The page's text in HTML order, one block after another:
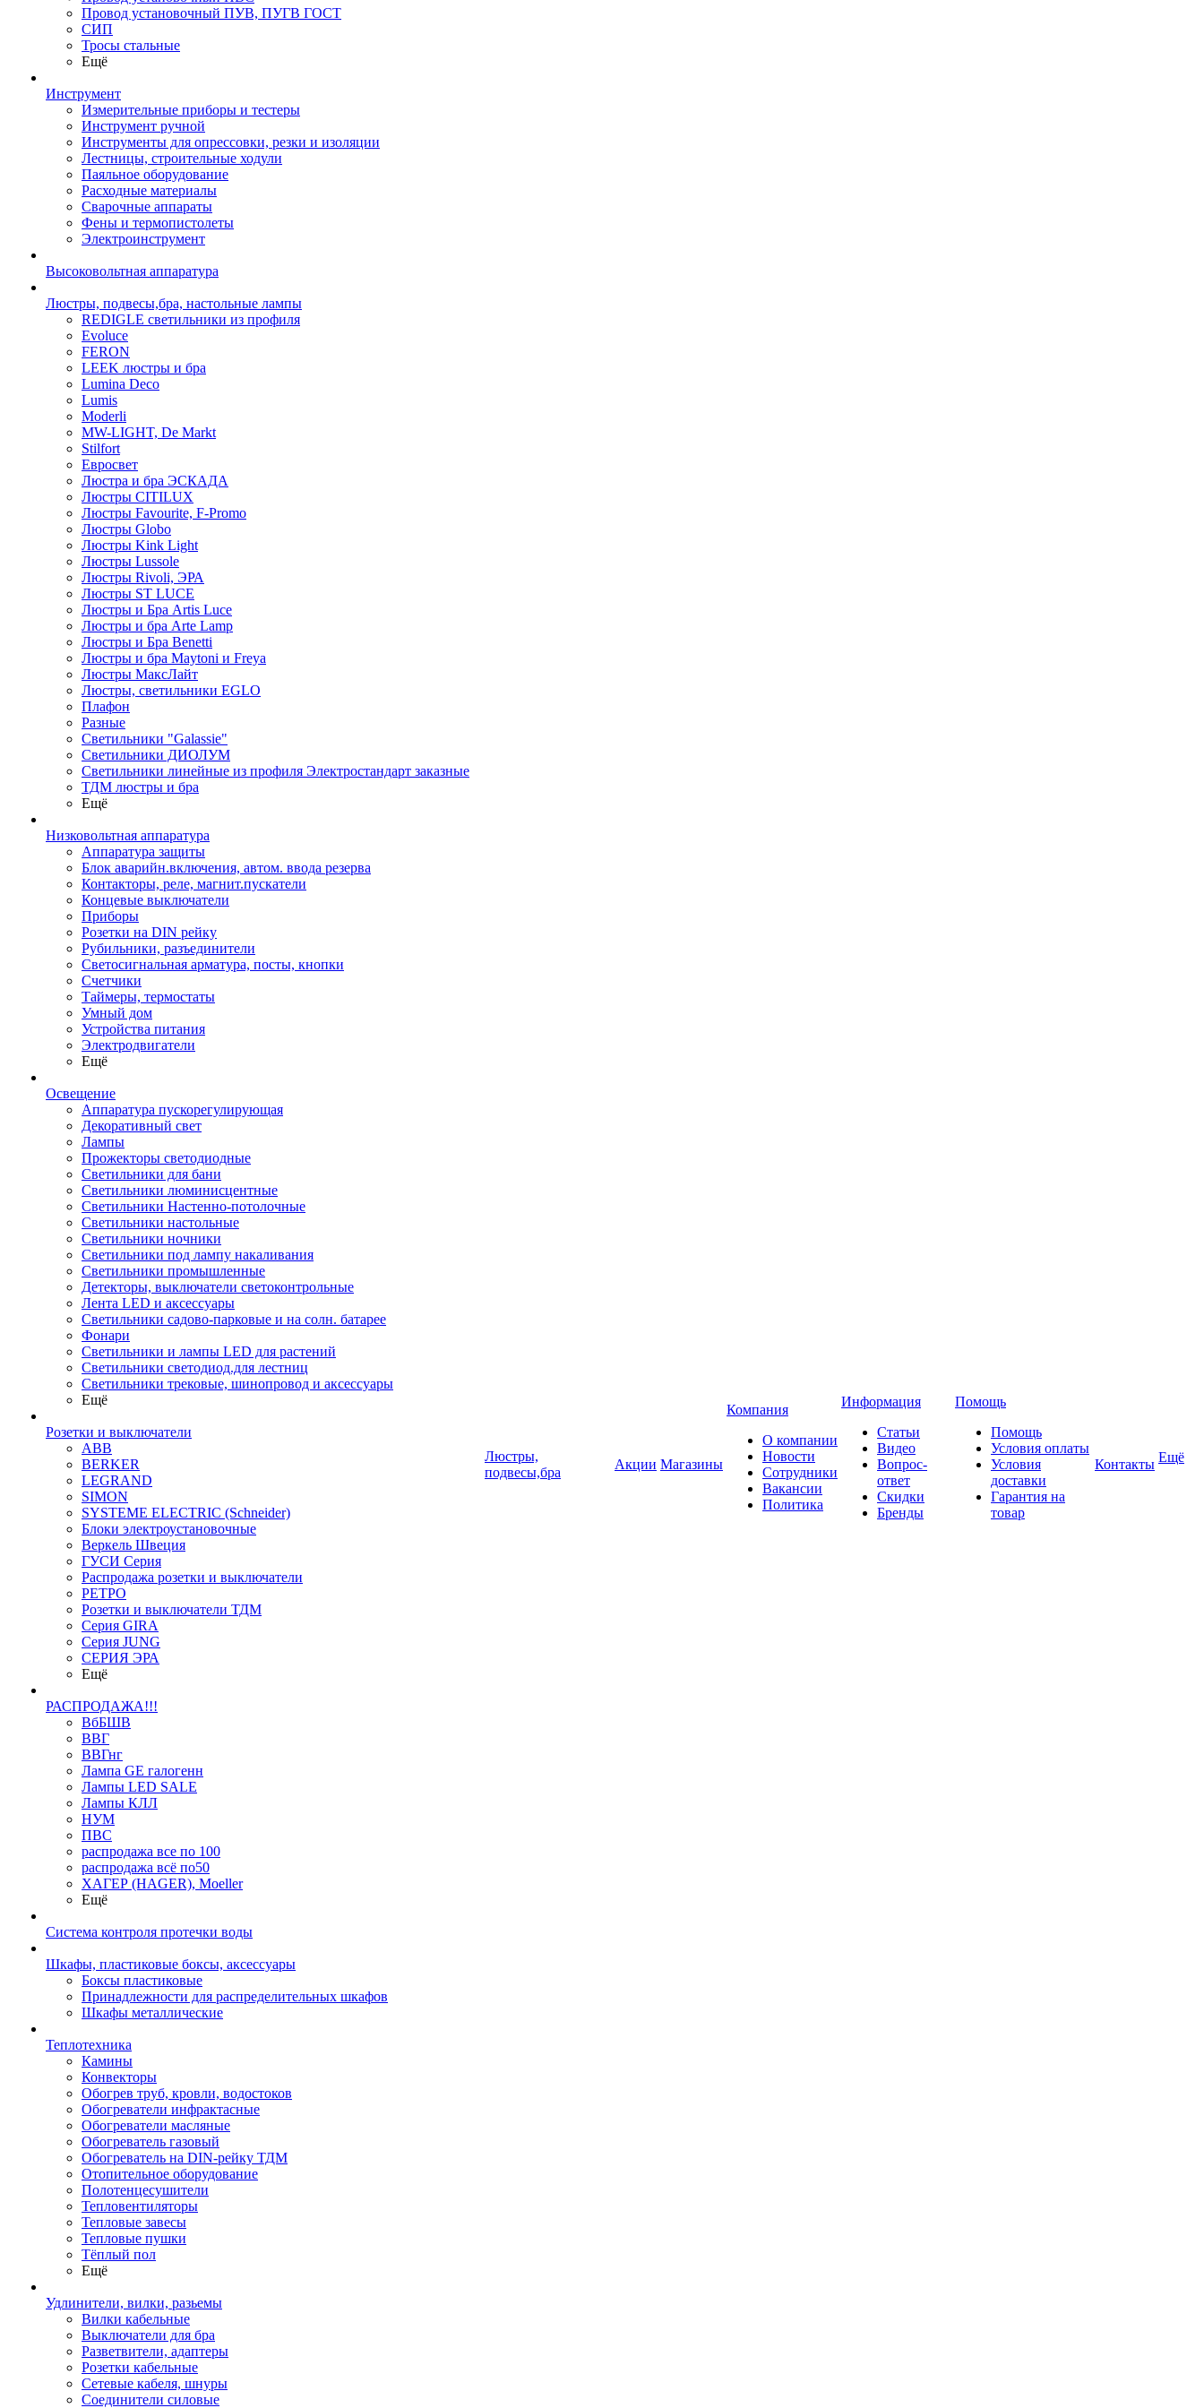
Провод установочный ПУВ, ПУГВ ГОСТ
СИП
Тросы стальные
Ещё
Инструмент
Измерительные приборы и тестеры
Инструмент ручной
Инструменты для опрессовки, резки и изоляции
Лестницы, строительные ходули
Паяльное оборудование
Расходные материалы
Сварочные аппараты
Фены и термопистолеты
Электроинструмент
Высоковольтная аппаратура
Люстры, подвесы,бра, настольные лампы
REDIGLE светильники из профиля
Evoluce
FERON
LEEK люстры и бра
Lumina Deco
Lumis
Moderli
MW-LIGHT, De Markt
Stilfort
Евросвет
Люстра и бра ЭСКАДА
Люстры CITILUX
Люстры Favourite, F-Promo
Люстры Globo
Люстры Kink Light
Люстры Lussole
Люстры Rivoli, ЭРА
Люстры ST LUCE
Люстры и Бра Artis Luce
Люстры и бра Arte Lamp
Люстры и Бра Benetti
Люстры и бра Maytoni и Freya
Люстры МаксЛайт
Люстры, светильники EGLO
Плафон
Разные
Светильники "Galassie"
Светильники ДИОЛУМ
Светильники линейные из профиля Электростандарт заказные
ТДМ люстры и бра
Ещё
Низковольтная аппаратура
Аппаратура защиты
Блок аварийн.включения, автом. ввода резерва
Контакторы, реле, магнит.пускатели
Концевые выключатели
Приборы
Розетки на DIN рейку
Рубильники, разъединители
Светосигнальная арматура, посты, кнопки
Счетчики
Таймеры, термостаты
Умный дом
Устройства питания
Электродвигатели
Ещё
Освещение
Аппаратура пускорегулирующая
Декоративный свет
Лампы
Прожекторы светодиодные
Светильники для бани
Светильники люминисцентные
Светильники Настенно-потолочные
Светильники настольные
Светильники ночники
Светильники под лампу накаливания
Светильники промышленные
Детекторы, выключатели светоконтрольные
Лента LED и аксессуары
Светильники садово-парковые и на солн. батарее
Фонари
Светильники и лампы LED для растений
Светильники светодиод.для лестниц
Светильники трековые, шинопровод и аксессуары
Ещё
Розетки и выключатели
ABB
BERKER
LEGRAND
SIMON
SYSTEME ELECTRIC (Schneider)
Блоки электроустановочные
Веркель Швеция
ГУСИ Серия
Распродажа розетки и выключатели
РЕТРО
Розетки и выключатели ТДМ
Серия GIRA
Серия JUNG
СЕРИЯ ЭРА
Ещё
РАСПРОДАЖА!!!
ВбБШВ
ВВГ
ВВГнг
Лампа GE галогенн
Лампы LED SALE
Лампы КЛЛ
НУМ
ПВС
распродажа все по 100
распродажа всё по50
ХАГЕР (HAGER), Moeller
Ещё
Система контроля протечки воды
Шкафы, пластиковые боксы, аксессуары
Боксы пластиковые
Принадлежности для распределительных шкафов
Шкафы металлические
Теплотехника
Камины
Конвекторы
Обогрев труб, кровли, водостоков
Обогреватели инфрактасные
Обогреватели масляные
Обогреватель газовый
Обогреватель на DIN-рейку ТДМ
Отопительное оборудование
Полотенцесушители
Тепловентиляторы
Тепловые завесы
Тепловые пушки
Тёплый пол
Ещё
Удлинители, вилки, разьемы
Вилки кабельные
Выключатели для бра
Разветвители, адаптеры
Розетки кабельные
Сетевые кабеля, шнуры
Соединители силовые
Люстры,
подвесы,бра
Акции Магазины
Компания
О компании
Новости
Сотрудники
Вакансии
Политика
Информация
Статьи
Видео
Вопрос-
ответ
Скидки
Бренды
Помощь
Помощь
Условия оплаты
Условия
доставки
Гарантия на
товар
Контакты Ещё